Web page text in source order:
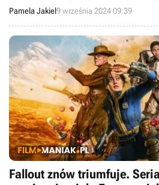
„telewizyjnych Oscarów" i zostawił
Fallouta.
Pamela Jakiel9 września 2024 09:39
Fallout znów triumfuje.